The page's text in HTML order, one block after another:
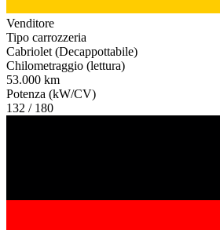
Venditore
Tipo carrozzeria
Cabriolet (Decappottabile)
Chilometraggio (lettura)
53.000 km
Potenza (kW/CV)
132 / 180